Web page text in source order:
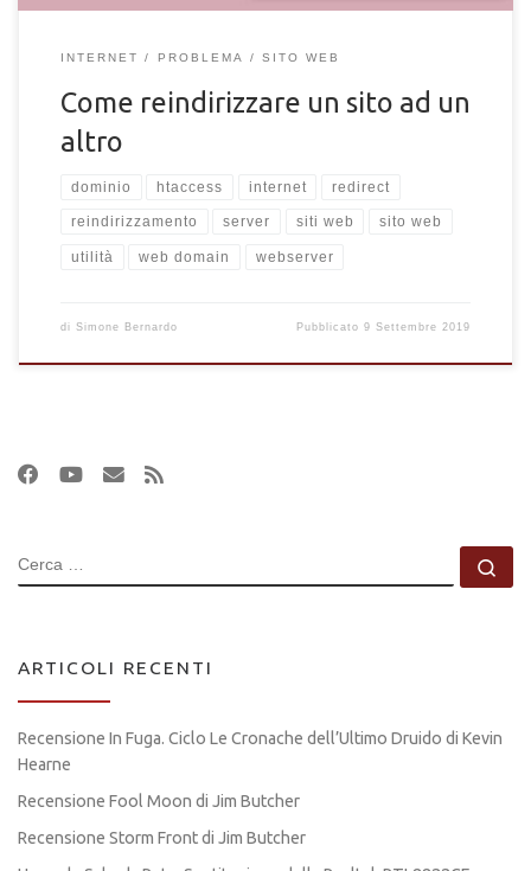
INTERNET PROBLEMA SITO WEB
Come reindirizzare un sito ad un
altro
dominio htaccess internet redirect
reindirizzamento server siti web sito web
utilità web domain webserver
di Simone Bernardo Pubblicato9 Settembre 2019
CERCA
ARTICOLI RECENTI
Recensione In Fuga. Ciclo Le Cronache dell’Ultimo Druido di Kevin
Hearne
Recensione Fool Moon di Jim Butcher
Recensione Storm Front di Jim Butcher